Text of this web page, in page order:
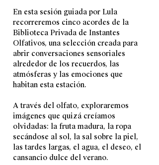
En esta sesión guiada por Lula
recorreremos cinco acordes de la
Biblioteca Privada de Instantes
Olfativos, una selección creada para
abrir conversaciones sensoriales
alrededor de los recuerdos, las
atmósferas y las emociones que
habitan esta estación.
A través del olfato, exploraremos
imágenes que quizá creíamos
olvidadas: la fruta madura, la ropa
secándose al sol, la sal sobre la piel,
las tardes largas, el agua, el deseo, el
cansancio dulce del verano.